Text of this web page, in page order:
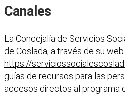
Canales
La Concejalía de Servicios
de Coslada, a través de su web
https://
guías de recursos para las
accesos directos al programa